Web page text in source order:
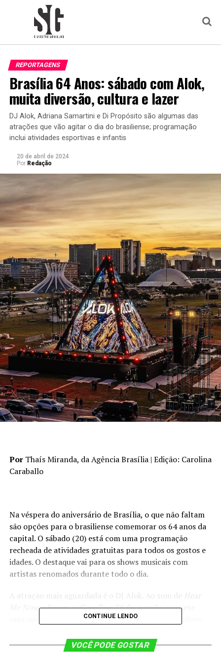
REPORTAGENS
Brasília 64 Anos: sábado com Alok,
muita diversão, cultura e lazer
DJ Alok, Adriana Samartini e Di Propósito são algumas das
atrações que vão agitar o dia do brasiliense; programação
inclui atividades esportivas e infantis
20 de abril de 2024
Por Redação
Por Thaís Miranda, da Agência Brasília | Edição: Carolina
Caraballo
Na véspera do aniversário de Brasília, o que não faltam
são opções para o brasiliense comemorar os 64 anos da
capital. O sábado (20) está com uma programação
recheada de atividades gratuitas para todos os gostos e
idades. O destaque vai para os shows musicais com
artistas renomados durante todo o dia.
A atração mais aguardada é o DJ Alok. Ao som de
Hear
eFuego, o 4º melhor DJ do mundo promete
uma apresentação histórica na capital federal. O show
direito a participações especiais e lançamento do novo
álbum do artista. A apresentação está marcada a partir
CONTINUE LENDO
VOCÊ PODE GOSTAR